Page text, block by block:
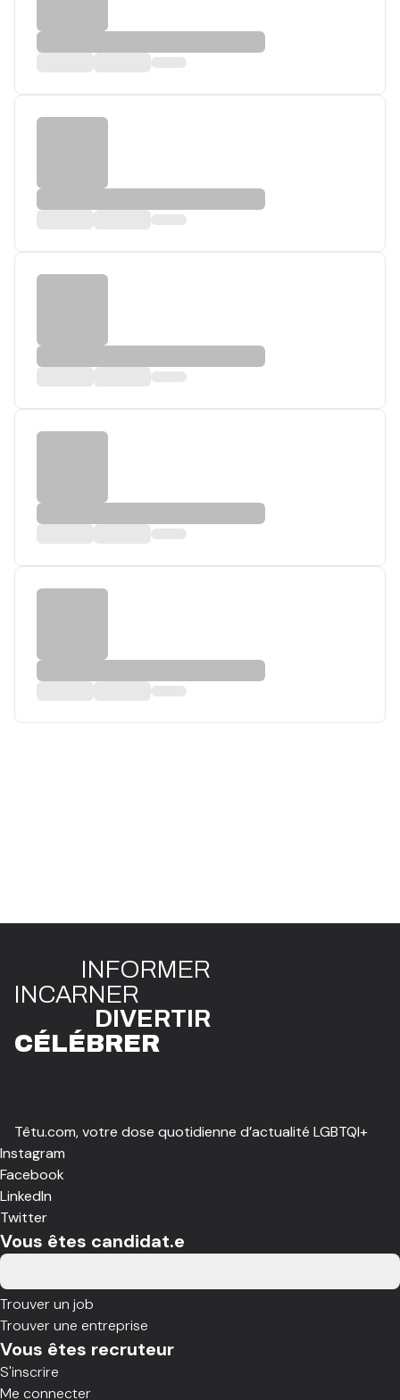
INFORMER
INCARNER
DIVERTIR
CÉLÉBRER
Têtu.com, votre dose quotidienne d’actualité LGBTQI+
Instagram
Facebook
LinkedIn
Twitter
Vous êtes candidat.e
Trouver un job
Trouver une entreprise
Vous êtes recruteur
S'inscrire
Me connecter